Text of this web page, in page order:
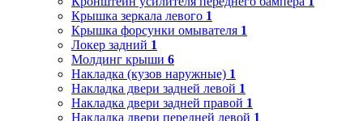
Крышка зеркала левого 1
Крышка форсунки омывателя 1
Локер задний 1
Молдинг крыши 6
Накладка (кузов наружные) 1
Накладка двери задней левой 1
Накладка двери задней правой 1
Накладка двери передней левой 1